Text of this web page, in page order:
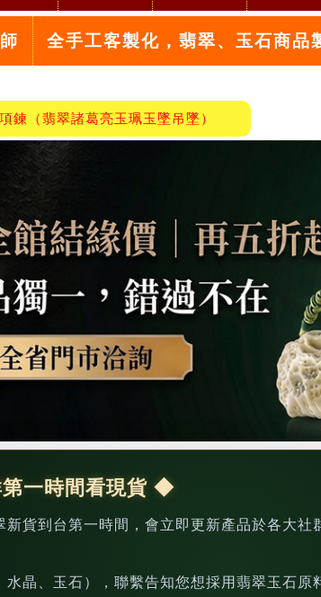
全手工客製化，翡翠、玉石商品
鍊（翡翠諸葛亮玉珮玉墜吊墜）
一時間看現貨 ◆
貨到台第一時間，會立即更新產品於各大社
晶、玉石），聯繫告知您想採用翡翠玉石原